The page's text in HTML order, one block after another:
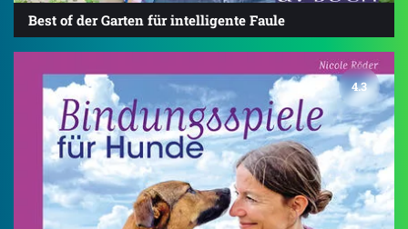
Best of der Garten für intelligente Faule
4.3